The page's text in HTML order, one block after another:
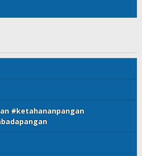
#ketahananpangan